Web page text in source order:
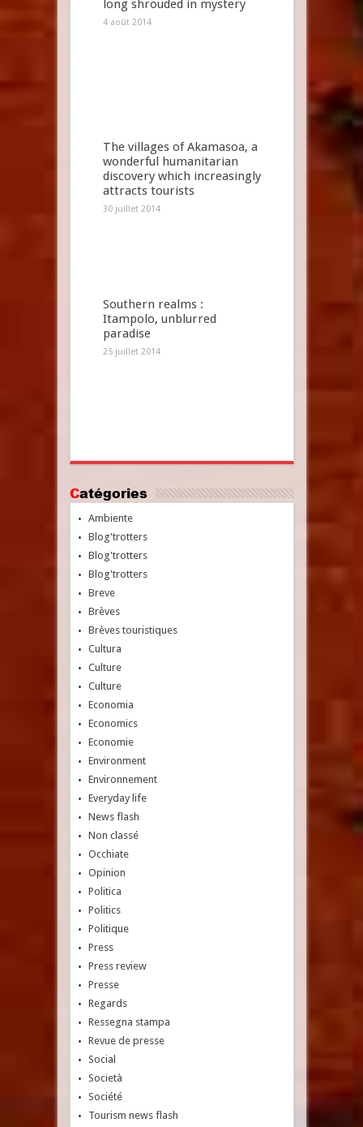
long shrouded in mystery
4 août 2014
The villages of Akamasoa, a
wonderful humanitarian
discovery which increasingly
attracts tourists
30 juillet 2014
Southern realms :
Itampolo, unblurred
paradise
25 juillet 2014
Catégories
Ambiente
Blog'trotters
Blog'trotters
Blog'trotters
Breve
Brèves
Brèves touristiques
Cultura
Culture
Culture
Economia
Economics
Economie
Environment
Environnement
Everyday life
News flash
Non classé
Occhiate
Opinion
Politica
Politics
Politique
Press
Press review
Presse
Regards
Ressegna stampa
Revue de presse
Social
Società
Société
Tourism news flash